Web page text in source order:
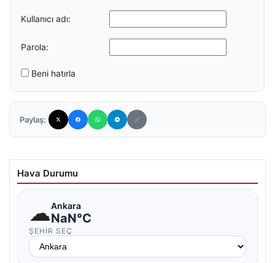
Kullanıcı adı:
Parola:
Beni hatırla
Paylaş:
Hava Durumu
☁Ankara
NaN°C
ŞEHIR SEÇ